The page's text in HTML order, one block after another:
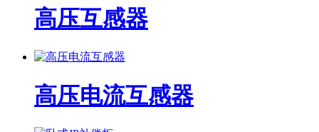
高压互感器
高压电流互感器